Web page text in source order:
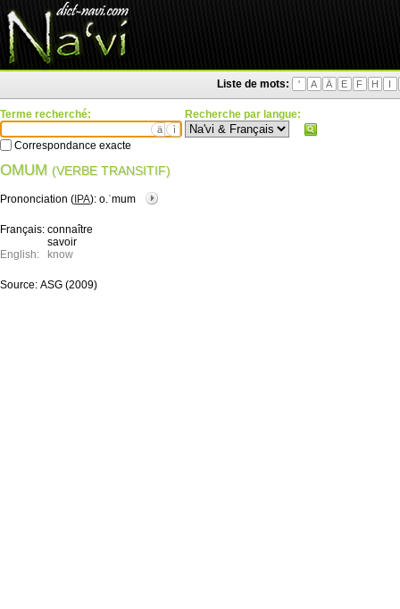
Liste de mots: ' A Ä E F H I
Terme recherché:
ä ì
Correspondance exacte
Recherche par langue:
OMUM (VERBE TRANSITIF)
Prononciation ( IPA): o.ˈmum
Français: connaître
savoir
English:
know
Source: ASG (2009)